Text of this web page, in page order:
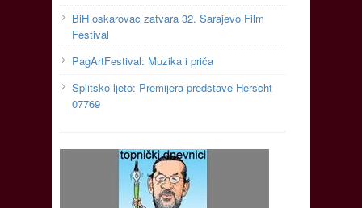
BiH oskarovac zatvara 32. Sarajevo Film
Festival
PagArtFestival: Muzika i priča
Splitsko ljeto: Premijera predstave Herscht
07769